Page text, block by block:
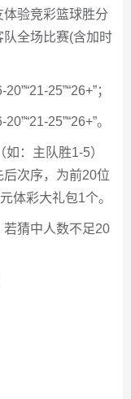
验竞彩篮球胜分
全场比赛(含加时
25”“26+”；
25”“26+”。
：主队胜1-5）
次序，为前20位
体彩大礼包1个。
猜中人数不足20